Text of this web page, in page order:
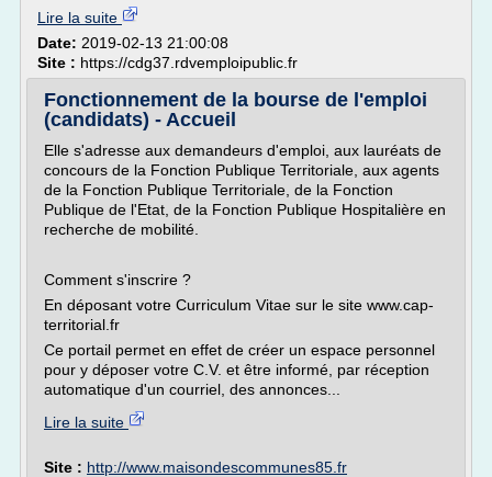
Lire la suite
Date: 2019-02-13 21:00:08
Site : https://cdg37.rdvemploipublic.fr
Fonctionnement de la bourse de l'emploi
(candidats) - Accueil
Elle s'adresse aux demandeurs d'emploi, aux lauréats de
concours de la Fonction Publique Territoriale, aux agents
de la Fonction Publique Territoriale, de la Fonction
Publique de l'Etat, de la Fonction Publique Hospitalière en
recherche de mobilité.
Comment s'inscrire ?
En déposant votre Curriculum Vitae sur le site www.cap-
territorial.fr
Ce portail permet en effet de créer un espace personnel
pour y déposer votre C.V. et être informé, par réception
automatique d'un courriel, des annonces...
Lire la suite
Site : http://www.maisondescommunes85.fr